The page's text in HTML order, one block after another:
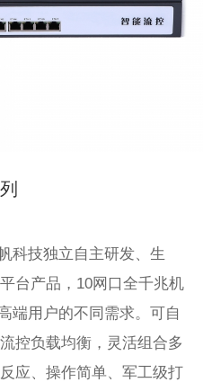
科技独立自主研发、生
台产品，10网口全千兆机
端用户的不同需求。可自
控负载均衡，灵活组合多
应、操作简单、军工级打